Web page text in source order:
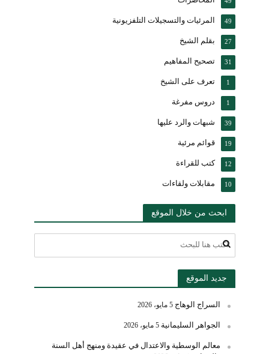
المرئيات والتسجيلات التلفزيونية 49
بقلم الشيخ 27
تصحيح المفاهيم 31
تعرف على الشيخ 1
دروس مفرغة 1
شبهات والرد عليها 39
قوائم مرئية 19
كتب للقراءة 12
مقابلات ولقاءات 10
ابحث من خلال الموقع
جديد الموقع
السراج الوهاج 5 مايو، 2026
الجواهر السليمانية 5 مايو، 2026
معالم الوسطية والاعتدال في عقيدة ومنهج أهل السنة